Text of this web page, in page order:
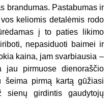
brandumas. Pastabumas ir
keliomis detalėmis rodo
į to paties likimo
nepasiduoti baimei ir
kaina, jam svarbiausia –
jau pirmuose dienoraščio
šeima pirmą kartą gūžiasi
sienų girdintis gaudytojų